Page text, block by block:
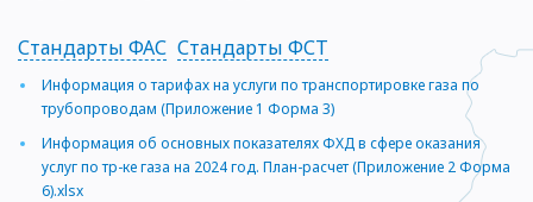
Стандарты ФАС Стандарты ФСТ
Информация о тарифах на услуги по транспортировке газа по
трубопроводам (Приложение 1 Форма 3)
Информация об основных показателях ФХД в сфере оказания
услуг по тр-ке газа на 2024 год. План-расчет (Приложение 2 Форма
6).xlsx